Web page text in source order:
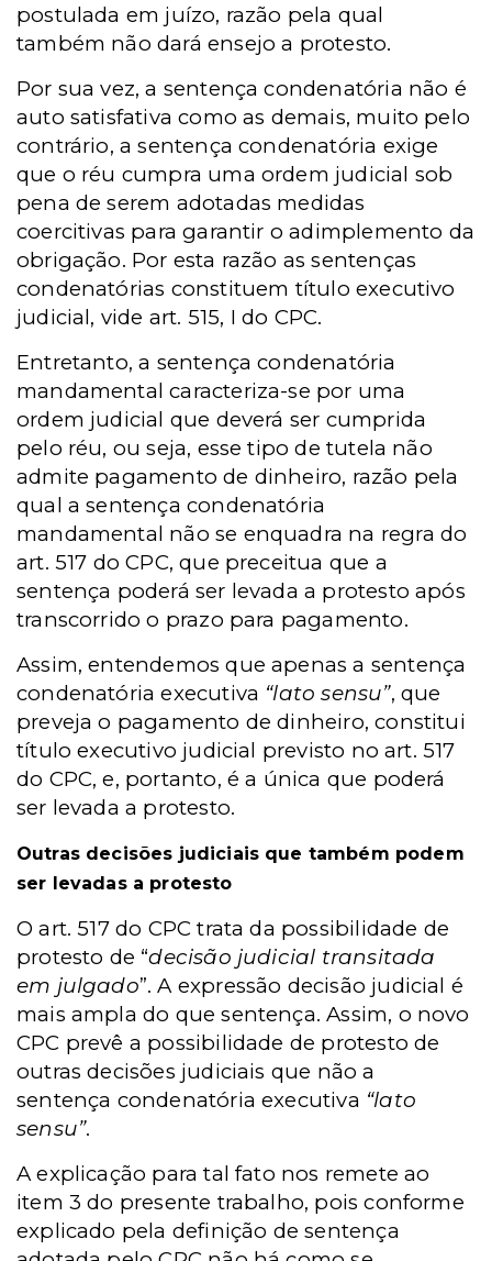
postulada em juízo, razão pela qual
também não dará ensejo a protesto.
Por sua vez, a sentença condenatória não é
auto satisfativa como as demais, muito pelo
contrário, a sentença condenatória exige
que o réu cumpra uma ordem judicial sob
pena de serem adotadas medidas
coercitivas para garantir o adimplemento da
obrigação. Por esta razão as sentenças
condenatórias constituem título executivo
judicial, vide art. 515, I do CPC.
Entretanto, a sentença condenatória
mandamental caracteriza-se por uma
ordem judicial que deverá ser cumprida
pelo réu, ou seja, esse tipo de tutela não
admite pagamento de dinheiro, razão pela
qual a sentença condenatória
mandamental não se enquadra na regra do
art. 517 do CPC, que preceitua que a
sentença poderá ser levada a protesto após
transcorrido o prazo para pagamento.
Assim, entendemos que apenas a sentença
condenatória executiva “lato sensu”, que
preveja o pagamento de dinheiro, constitui
título executivo judicial previsto no art. 517
do CPC, e, portanto, é a única que poderá
ser levada a protesto.
Outras decisões judiciais que também podem
ser levadas a protesto
O art. 517 do CPC trata da possibilidade de
protesto de “decisão judicial transitada
em julgado”. A expressão decisão judicial é
mais ampla do que sentença. Assim, o novo
CPC prevê a possibilidade de protesto de
outras decisões judiciais que não a
sentença condenatória executiva “lato
sensu”.
A explicação para tal fato nos remete ao
item 3 do presente trabalho, pois conforme
explicado pela definição de sentença